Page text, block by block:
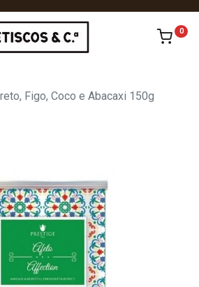
0
Figo, Coco e Abacaxi 150g